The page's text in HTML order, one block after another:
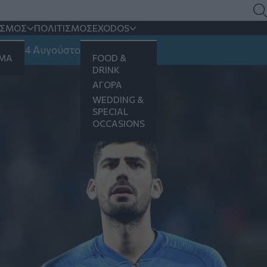
ΠΟΛΙΤΙΣΜΟΣEXODOS
FOOD &
DRINK
ΑΓΟΡΑ
WEDDING &
SPECIAL
OCCASIONS